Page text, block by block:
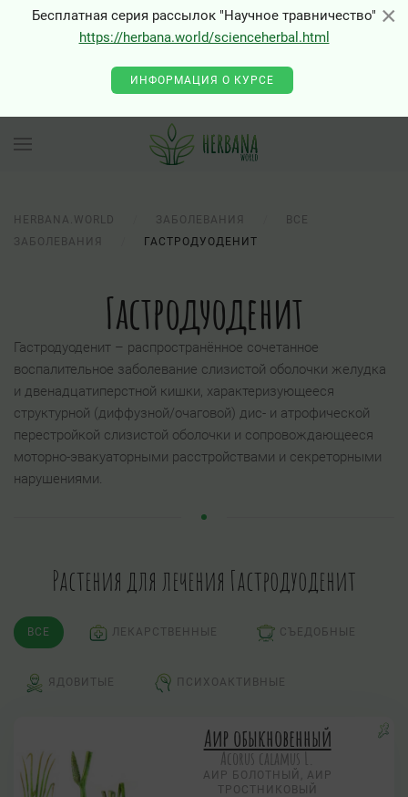
×
Бесплатная серия рассылок "Научное травничество"
https://herbana.world/scienceherbal.html
ИНФОРМАЦИЯ О КУРСЕ
HERBANA.WORLD ЗАБОЛЕВАНИЯ
ВСЕ
ЗАБОЛЕВАНИЯ
ГАСТРОДУОДЕНИТ
Гастродуоденит
Гастродуоденит – распространённое сочетанное
воспалительное заболевание слизистой оболочки желудка
и двенадцатиперстной кишки, характеризующееся
структурной (диффузной/очаговой) дис- и атрофической
перестройкой слизистой оболочки и сопровождающееся
моторно-эвакуаторными расстройствами и секреторными
нарушениями.
Растения для лечения Гастродуоденит
ВСЕ ЛЕКАРСТВЕННЫЕ СЪЕДОБНЫЕ
ЯДОВИТЫЕ ПСИХОАКТИВНЫЕ
Аир обыкновенный
Acorus calamus L.
АИР БОЛОТНЫЙ, АИР
ТРОСТНИКОВЫЙ
×